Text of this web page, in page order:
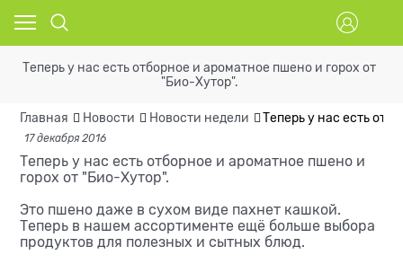
Теперь у нас есть отборное и ароматное пшено и горох от
"Био-Хутор".
Главная Новости Новости недели Теперь у нас есть
17 декабря 2016
Теперь у нас есть отборное и ароматное пшено и
горох от "Био-Хутор".
Это пшено даже в сухом виде пахнет кашкой.
Теперь в нашем ассортименте ещё больше выбора
продуктов для полезных и сытных блюд.